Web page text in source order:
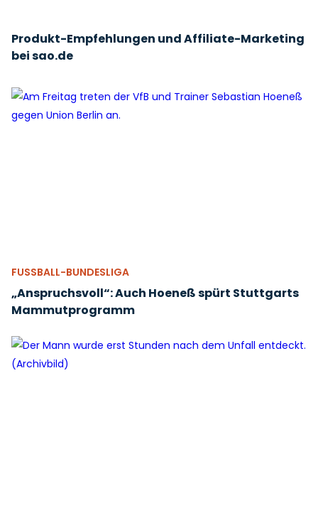
Produkt-Empfehlungen und Affiliate-Marketing
bei sao.de
FUSSBALL-BUNDESLIGA
„Anspruchsvoll“: Auch Hoeneß spürt Stuttgarts
Mammutprogramm